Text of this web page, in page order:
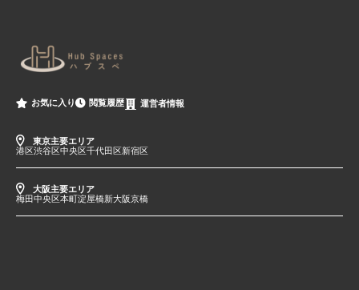
お気に入り 閲覧履歴 運営者情報
東京主要エリア
港区渋谷区中央区千代田区新宿区
大阪主要エリア
梅田中央区本町淀屋橋新大阪京橋